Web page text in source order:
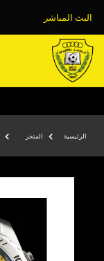
البث المباشر
الرئيسية المتجر